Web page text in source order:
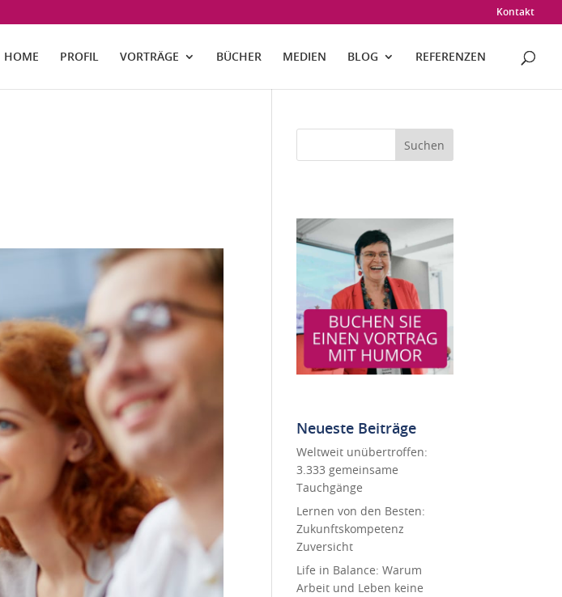
Kontakt
HOME PROFIL VORTRÄGE BÜCHER MEDIEN BLOG REFERENZEN
Neueste Beiträge
Weltweit unübertroffen:
3.333 gemeinsame
Tauchgänge
Lernen von den Besten:
Zukunftskompetenz
Zuversicht
Life in Balance: Warum
Arbeit und Leben keine